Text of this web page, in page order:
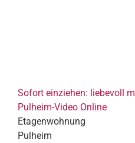
Sofort einziehen: liebevoll
Pulheim-Video Online
Etagenwohnung
Pulheim